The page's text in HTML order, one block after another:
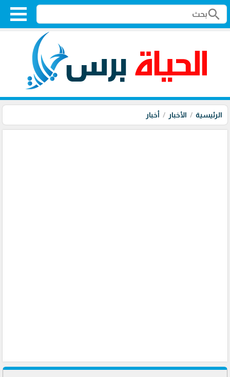
search
الرئيسية الأخبار أخبار